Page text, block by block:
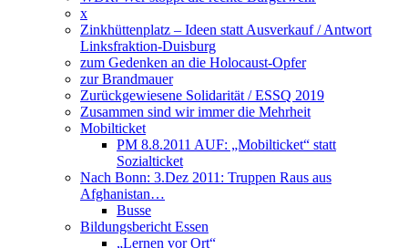
x
Zinkhüttenplatz – Ideen statt Ausverkauf / Antwort
Linksfraktion-Duisburg
zum Gedenken an die Holocaust-Opfer
zur Brandmauer
Zurückgewiesene Solidarität / ESSQ 2019
Zusammen sind wir immer die Mehrheit
Mobilticket
PM 8.8.2011 AUF: „Mobilticket“ statt
Sozialticket
Nach Bonn: 3.Dez 2011: Truppen Raus aus
Afghanistan…
Busse
Bildungsbericht Essen
„Lernen vor Ort“